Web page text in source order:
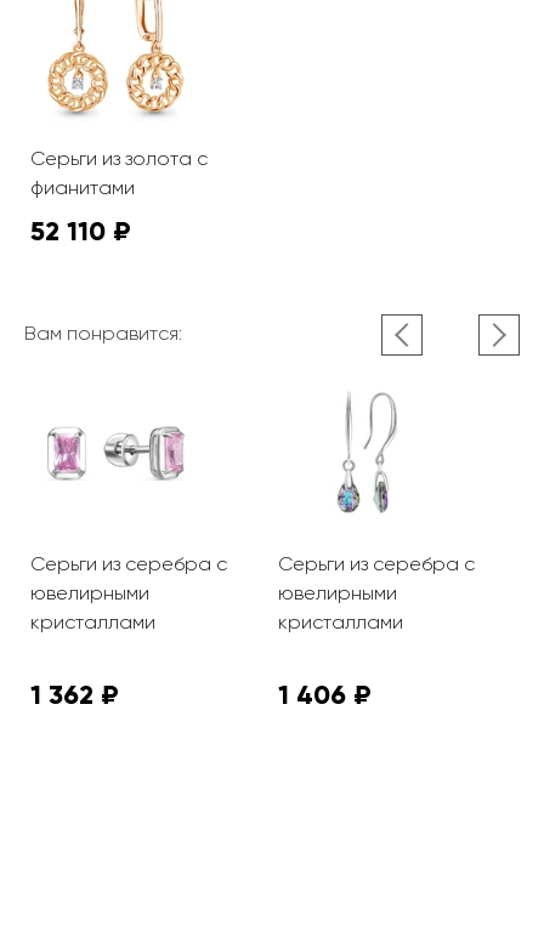
Серьги из золота с
фианитами
52 110 ₽
Вам понравится:
Серьги из серебра с
ювелирными
кристаллами
1 362 ₽
Серьги из серебра с
ювелирными
кристаллами
1 406 ₽